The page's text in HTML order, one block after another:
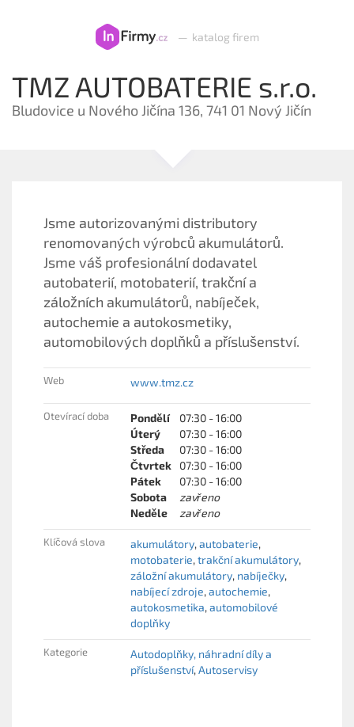
— katalog firem
TMZ AUTOBATERIE s.r.o.
Bludovice u Nového Jičína 136, 741 01 Nový Jičín
Jsme autorizovanými distributory
renomovaných výrobců akumulátorů.
Jsme váš profesionální dodavatel
autobaterií, motobaterií, trakční a
záložních akumulátorů, nabíječek,
autochemie a autokosmetiky,
automobilových doplňků a příslušenství.
Web www.tmz.cz
Otevírací doba Pondělí
07:30 - 16:00
Úterý
07:30 - 16:00
Středa
07:30 - 16:00
Čtvrtek
07:30 - 16:00
Pátek
07:30 - 16:00
Sobota
zavřeno
Neděle
zavřeno
Klíčová slova akumulátory autobaterie
motobaterie trakční akumulátory
záložní akumulátory nabíječky
nabíjecí zdroje autochemie
autokosmetika automobilové
doplňky
Kategorie
Autodoplňky, náhradní díly a
příslušenství Autoservisy